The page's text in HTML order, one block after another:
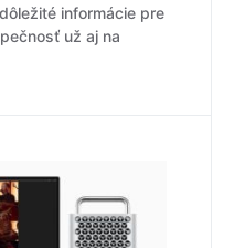
informácie pre
už aj na